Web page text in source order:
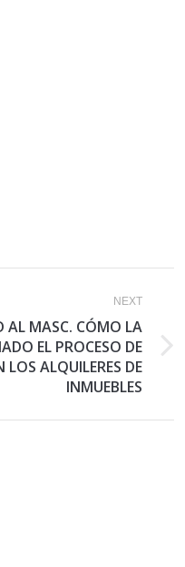
NEXT
AL MASC. CÓMO LA
EL PROCESO DE
LOS ALQUILERES DE
INMUEBLES